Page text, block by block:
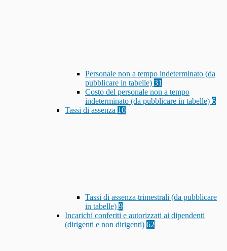
Personale non a tempo indeterminato (da
pubblicare in tabelle) 31
Costo del personale non a tempo
indeterminato (da pubblicare in tabelle) 6
Tassi di assenza 10
Tassi di assenza trimestrali (da pubblicare
in tabelle) 9
Incarichi conferiti e autorizzati ai dipendenti
(dirigenti e non dirigenti) 62